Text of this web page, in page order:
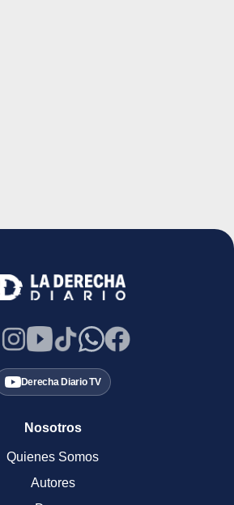
Derecha Diario TV
Nosotros
Quienes Somos
Autores